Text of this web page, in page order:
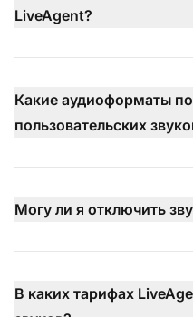
LiveAgent?
Какие аудиоформаты
пользовательских
Могу ли я отключить
В каких тарифах